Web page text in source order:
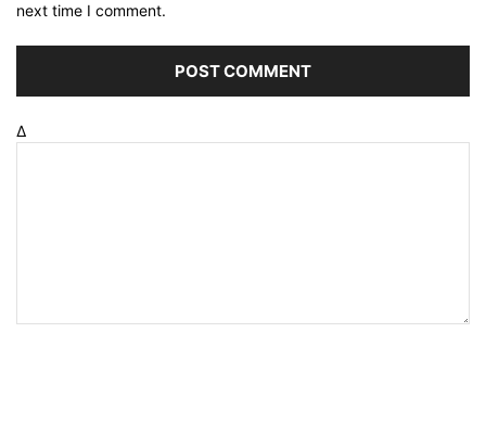
next time I comment.
Δ